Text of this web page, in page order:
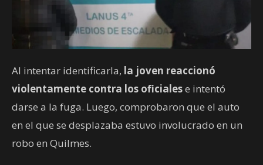
Al intentar identificarla, la joven reaccionó
violentamente contra los oficialese intentó
darse a la fuga. Luego, comprobaron que el auto
en el que se desplazaba estuvo involucrado en un
robo en Quilmes.